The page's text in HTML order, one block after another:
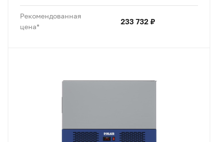
Рекомендованная
цена*
233 732 ₽